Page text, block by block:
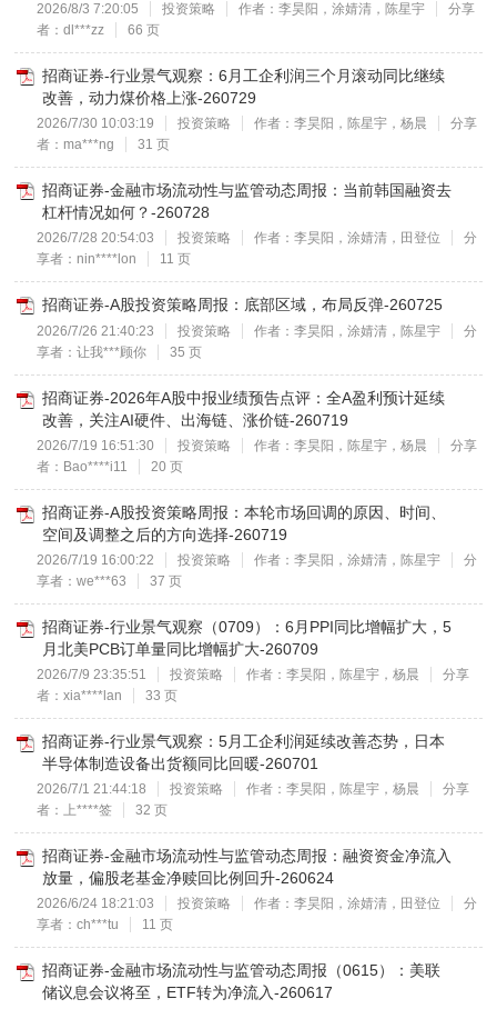
2026/8/3 7:20:05 投资策略 作者：李昊阳，涂婧清，陈星宇
分享
者：dl***zz
66 页
招商证券-行业景气观察：6月工企利润三个月滚动同比继续
改善，动力煤价格上涨-260729
2026/7/30 10:03:19 投资策略 作者：李昊阳，陈星宇，杨晨
分享
者：ma***ng
31 页
招商证券-金融市场流动性与监管动态周报：当前韩国融资去
杠杆情况如何？-260728
2026/7/28 20:54:03 投资策略 作者：李昊阳，涂婧清，田登位
分
享者：nin****lon
11 页
招商证券-A股投资策略周报：底部区域，布局反弹-260725
2026/7/26 21:40:23 投资策略 作者：李昊阳，涂婧清，陈星宇
分
享者：让我***顾你
35 页
招商证券-2026年A股中报业绩预告点评：全A盈利预计延续
改善，关注AI硬件、出海链、涨价链-260719
2026/7/19 16:51:30 投资策略 作者：李昊阳，陈星宇，杨晨
分享
者：Bao****i11
20 页
招商证券-A股投资策略周报：本轮市场回调的原因、时间、
空间及调整之后的方向选择-260719
2026/7/19 16:00:22 投资策略 作者：李昊阳，涂婧清，陈星宇
分
享者：we***63
37 页
招商证券-行业景气观察（0709）：6月PPI同比增幅扩大，5
月北美PCB订单量同比增幅扩大-260709
2026/7/9 23:35:51 投资策略 作者：李昊阳，陈星宇，杨晨
分享
者：xia****lan
33 页
招商证券-行业景气观察：5月工企利润延续改善态势，日本
半导体制造设备出货额同比回暖-260701
2026/7/1 21:44:18 投资策略 作者：李昊阳，陈星宇，杨晨
分享
者：上****签
32 页
招商证券-金融市场流动性与监管动态周报：融资资金净流入
放量，偏股老基金净赎回比例回升-260624
2026/6/24 18:21:03 投资策略 作者：李昊阳，涂婧清，田登位
分
享者：ch***tu
11 页
招商证券-金融市场流动性与监管动态周报（0615）：美联
储议息会议将至，ETF转为净流入-260617